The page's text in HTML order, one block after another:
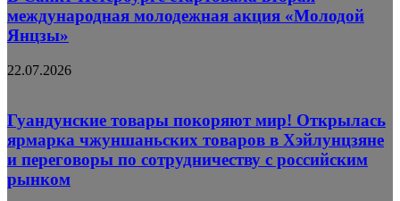
международная молодежная акция «Молодой
Янцзы»
22.07.2026
Гуандунские товары покоряют мир! Открылась
ярмарка чжуншаньских товаров в Хэйлунцзяне
и переговоры по сотрудничеству с российским
рынком